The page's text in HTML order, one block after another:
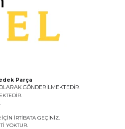
Parça
GÖNDERİLMEKTEDİR.
İRTİBATA GEÇİNİZ.
YOKTUR.